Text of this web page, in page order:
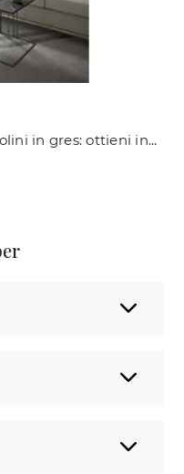
Complementi moderni e tavolini in gres: ottieni informazioni sul modello Piramide Double di Maconi e potrai impreziosire i tuoi interni.